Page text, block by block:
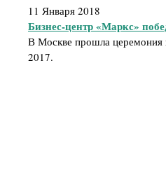
11 Января 2018
Бизнес-центр «Маркс»
В Москве прошла церемония
2017.